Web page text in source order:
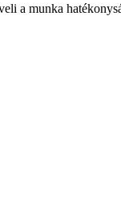
a munka